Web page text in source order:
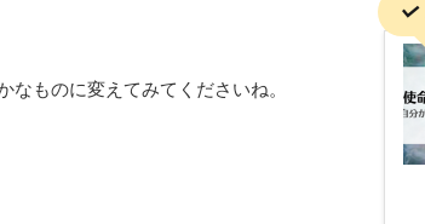
ものに変えてみてくださいね。